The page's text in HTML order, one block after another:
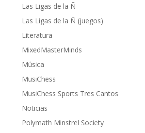
Las Ligas de la Ñ
Las Ligas de la Ñ (juegos)
Literatura
MixedMasterMinds
Música
MusiChess
MusiChess Sports Tres Cantos
Noticias
Polymath Minstrel Society